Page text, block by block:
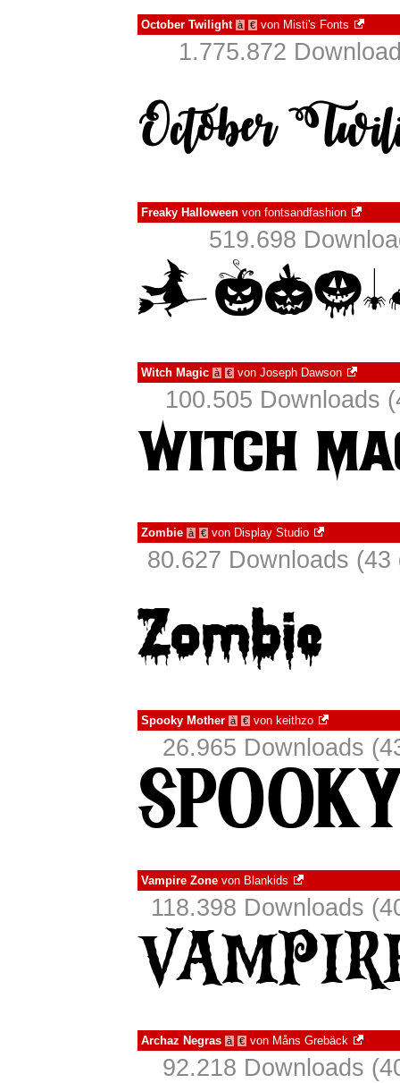
October Twilight à € von Misti's Fonts
1.775.872
Freaky Halloween von fontsandfashion
519.698
Witch Magic à € von Joseph Dawson
100.505 Downloads
Zombie à € von Display Studio
80.627 Downloads (43
Spooky Mother à € von keithzo
26.965 Downloads
Vampire Zone von Blankids
118.398 Downloads
Archaz Negras à € von Måns Grebäck
92.218 Downloads